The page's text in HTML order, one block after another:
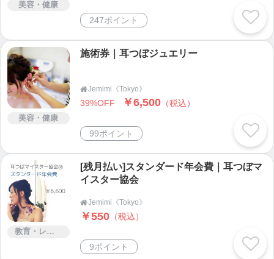
■Jemimi_Tokyoの耳つぼジュエリー・耳つぼシール
1. 高品質：高品質の正規スワロフスキー使用。スワ
ロフスキー社のスワロフスキー入荷制限後も継続し
てスワロフスキーを使用して参ります。
2. 低価格:：バリエーションに富んだジュエリーが低
価格でご購入できます。
3. 安心：シール部は医療用でも使用されている高品
質なシールです。
4. アレルギー対策：肌の弱い方にもお使いいただけ
るセラミック粒のシートもご用意しております。
■耳つぼジュエリーとは？
足裏や手のツボと同じように耳にも全身のツボが20
0以上もあります。耳つぼジュエリーは足裏や手のマ
ッサージと違い、耳つぼシールで24時間刺激を与え
る事ができますので変化を実感できやすいといった
美容・健康
247ポイント
美容・健康
施術券｜耳つぼジュエリー
Jemimi《Tokyo》
39%OFF ￥6,500 （税込）
99ポイント
教育・レッスン・講習
[残月払い]スタンダード年会費｜耳つぼマ
イスター協会
Jemimi《Tokyo》
￥550 （税込）
9ポイント